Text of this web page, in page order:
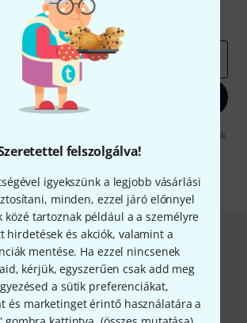
felszolgálva!
igyekszünk a legjobb vásárlási
minden, ezzel járó előnnyel
közé tartoznak például a a személyre
hirdetések és akciók, valamint a
mentése. Ha ezzel nincsenek
kérjük, egyszerűen csak add meg
a sütik preferenciákat,
és marketinget érintő használatára a
gondolatok
Akciók
Bejelentkezés
kattintva elfogadja, hogy e-mailben küldjünk
Bármikor leiratkozhat erről. A hírlevélről további
azdata protection guideline-ben talál.
* Kitöltés kötelező
és fizetés
titkosítással: Banki átutalás vagy